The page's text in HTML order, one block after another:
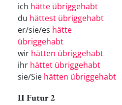
ich hätte übriggehabt
du hättest übriggehabt
er/sie/es hätte
übriggehabt
wir hätten übriggehabt
ihr hättet übriggehabt
sie/Sie hätten übriggehabt
II Futur 2